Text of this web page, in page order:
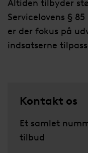
Altiden tilbyder
Servicelovens §
er der fokus på
indsatserne
Kontakt os
Et samlet
tilbud